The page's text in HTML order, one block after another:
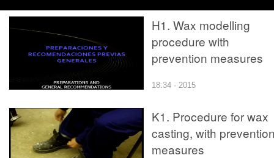
H1. Wax modelling
procedure with
prevention measures
18:34 · 2015
K1. Procedure for wax
casting, with
measures